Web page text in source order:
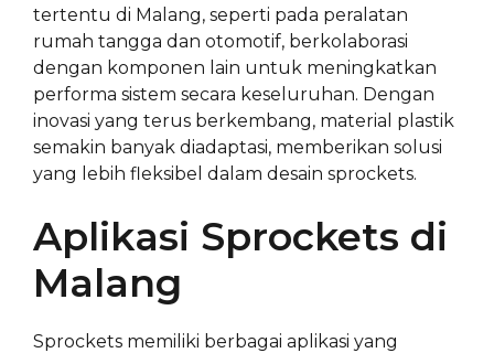
tertentu di Malang, seperti pada peralatan
rumah tangga dan otomotif, berkolaborasi
dengan komponen lain untuk meningkatkan
performa sistem secara keseluruhan. Dengan
inovasi yang terus berkembang, material plastik
semakin banyak diadaptasi, memberikan solusi
yang lebih fleksibel dalam desain sprockets.
Aplikasi Sprockets di
Malang
Sprockets memiliki berbagai aplikasi yang